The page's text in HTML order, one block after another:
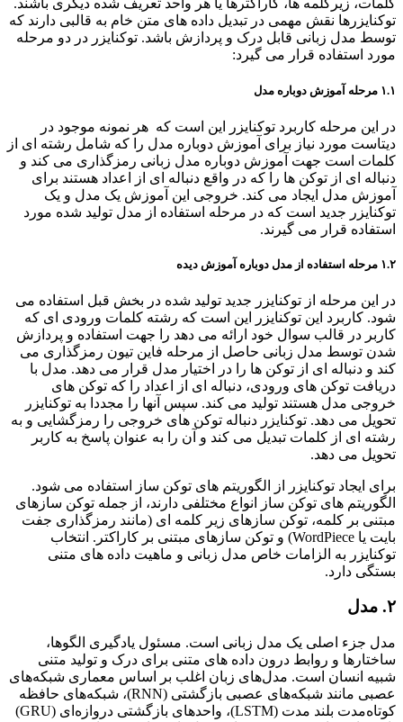
کلمات، زیرکلمه ها، کاراکترها یا هر واحد تعریف شده دیگری باشند.
توکنایزرها نقش مهمی در تبدیل داده های متن خام به قالبی دارند که
توسط مدل زبانی قابل درک و پردازش باشد. توکنایزر در دو مرحله
مورد استفاده قرار می گیرد:
۱.۱ مرحله آموزش دوباره مدل
در این مرحله کاربرد توکنایزر این است که هر نمونه موجود در
دیتاست مورد نیاز برای آموزش دوباره مدل را که شامل رشته ای از
کلمات است جهت آموزش دوباره مدل زبانی رمزگذاری می کند و
دنباله ای از توکن ها را که در واقع دنباله ای از اعداد هستند برای
آموزش مدل ایجاد می کند. خروجی این آموزش یک مدل و یک
توکنایزر جدید است که در مرحله استفاده از مدل تولید شده مورد
استفاده قرار می گیرند.
۱.۲ مرحله استفاده از مدل دوباره آموزش دیده
در این مرحله از توکنایزر جدید تولید شده در بخش قبل استفاده می
شود. کاربرد این توکنایزر این است که رشته کلمات ورودی ای که
کاربر در قالب سوال خود ارائه می دهد را جهت استفاده و پردازش
شدن توسط مدل زبانی حاصل از مرحله فاین تیون رمزگذاری می
کند و دنباله ای از توکن ها را در اختیار مدل قرار می دهد. مدل با
دریافت توکن های ورودی، دنباله ای از اعداد را که توکن های
خروجی مدل هستند تولید می کند. سپس آنها را مجددا به توکنایزر
تحویل می دهد. توکنایزر دنباله توکن های خروجی را رمزگشایی و به
رشته ای از کلمات تبدیل می کند و آن را به عنوان پاسخ به کاربر
تحویل می دهد.
برای ایجاد توکنایزر از الگوریتم های توکن ساز استفاده می شود.
الگوریتم های توکن ساز انواع مختلفی دارند، از جمله توکن سازهای
مبتنی بر کلمه، توکن سازهای زیر کلمه ای (مانند رمزگذاری جفت
بایت یا WordPiece) و توکن سازهای مبتنی بر کاراکتر. انتخاب
توکنایزر به الزامات خاص مدل زبانی و ماهیت داده های متنی
بستگی دارد.
۲. مدل
مدل جزء اصلی یک مدل زبانی است. مسئول یادگیری الگوها،
ساختارها و روابط درون داده های متنی برای درک و تولید متنی
شبیه انسان است. مدل‌های زبان اغلب بر اساس معماری شبکه‌های
عصبی مانند شبکه‌های عصبی بازگشتی (RNN)، شبکه‌های حافظه
کوتاه‌مدت بلند مدت (LSTM)، واحدهای بازگشتی دروازه‌ای (GRU)